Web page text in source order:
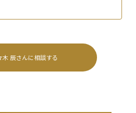
木 辰さんに相談する